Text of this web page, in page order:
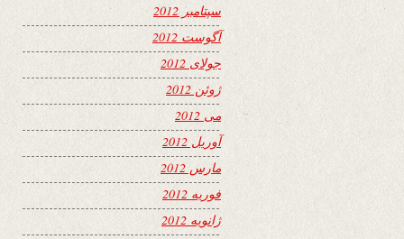
سپتامبر 2012
آگوست 2012
جولای 2012
ژوئن 2012
می 2012
آوریل 2012
مارس 2012
فوریه 2012
ژانویه 2012